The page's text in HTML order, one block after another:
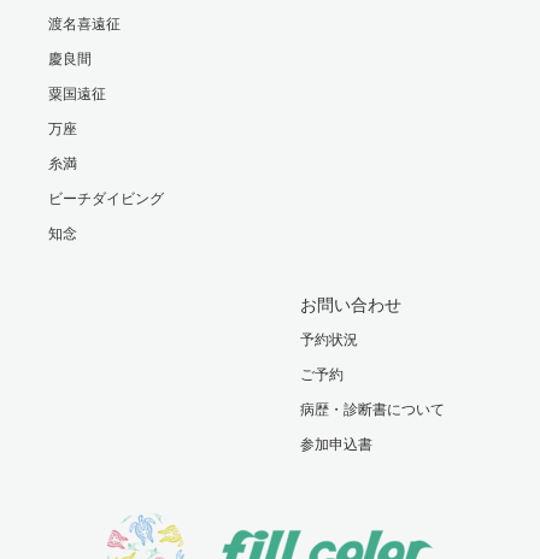
渡名喜遠征
慶良間
粟国遠征
万座
糸満
ビーチダイビング
知念
お問い合わせ
予約状況
ご予約
病歴・診断書について
参加申込書